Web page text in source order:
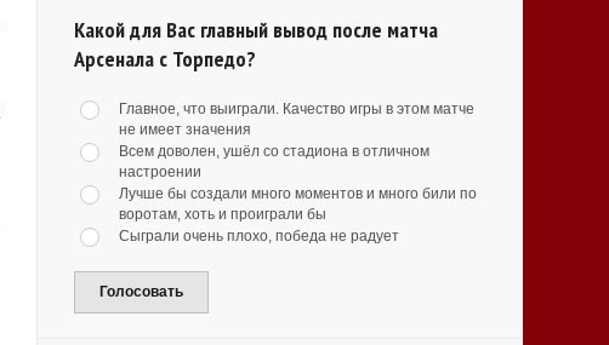
Какой для Вас главный вывод после матча
Арсенала с Торпедо?
Главное, что выиграли. Качество игры в этом матче
не имеет значения
Всем доволен, ушёл со стадиона в отличном
настроении
Лучше бы создали много моментов и много били по
воротам, хоть и проиграли бы
Сыграли очень плохо, победа не радует
Голосовать